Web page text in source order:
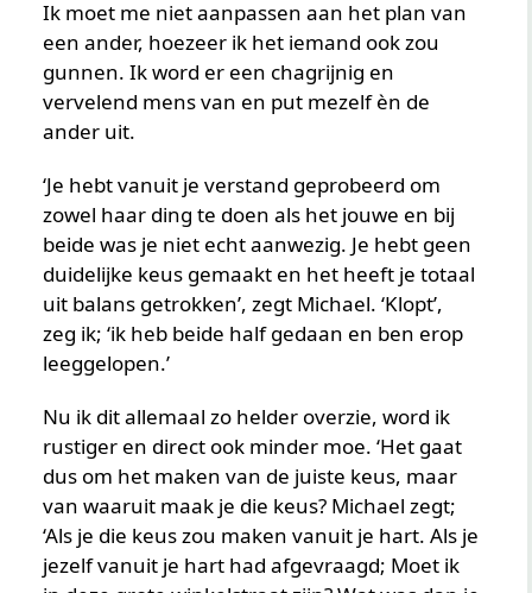
Ik moet me niet aanpassen aan het plan van
een ander, hoezeer ik het iemand ook zou
gunnen. Ik word er een chagrijnig en
vervelend mens van en put mezelf èn de
ander uit.
‘Je hebt vanuit je verstand geprobeerd om
zowel haar ding te doen als het jouwe en bij
beide was je niet echt aanwezig. Je hebt geen
duidelijke keus gemaakt en het heeft je totaal
uit balans getrokken’, zegt Michael. ‘Klopt’,
zeg ik; ‘ik heb beide half gedaan en ben erop
leeggelopen.’
Nu ik dit allemaal zo helder overzie, word ik
rustiger en direct ook minder moe. ‘Het gaat
dus om het maken van de juiste keus, maar
van waaruit maak je die keus? Michael zegt;
‘Als je die keus zou maken vanuit je hart. Als je
jezelf vanuit je hart had afgevraagd; Moet ik